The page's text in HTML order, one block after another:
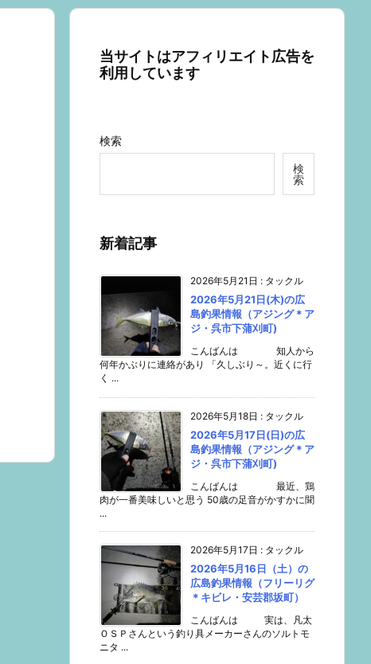
当サイトはアフィリエイト広告を
利用しています
検索
検
索
新着記事
2026年5月21日 : タックル
2026年5月21日(木)の広
島釣果情報（アジング＊ア
ジ・呉市下蒲刈町)
こんばんは 知人から
何年かぶりに連絡があり 「久しぶり～。近くに行
く ...
2026年5月18日 : タックル
2026年5月17日(日)の広
島釣果情報（アジング＊ア
ジ・呉市下蒲刈町)
こんばんは 最近、鶏
肉が一番美味しいと思う 50歳の足音がかすかに聞
...
2026年5月17日 : タックル
2026年5月16日（土）の
広島釣果情報（フリーリグ
＊キビレ・安芸郡坂町）
こんばんは 実は、凡太
ＯＳＰさんという釣り具メーカーさんのソルトモ
ニタ ...